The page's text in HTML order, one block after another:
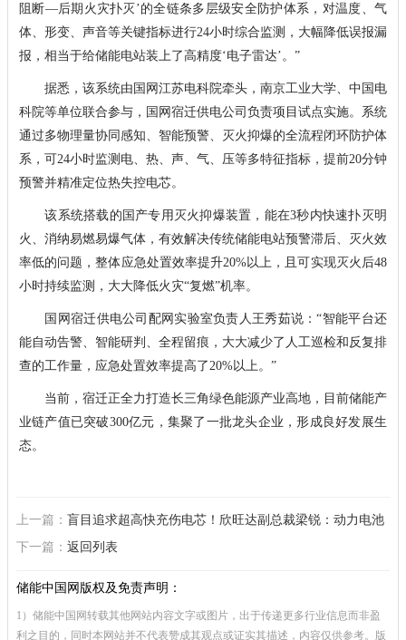
阻断—后期火灾扑灭’的全链条多层级安全防护体系，对温度、气
体、形变、声音等关键指标进行24小时综合监测，大幅降低误报漏
报，相当于给储能电站装上了高精度‘电子雷达’。”
据悉，该系统由国网江苏电科院牵头，南京工业大学、中国电
科院等单位联合参与，国网宿迁供电公司负责项目试点实施。系统
通过多物理量协同感知、智能预警、灭火抑爆的全流程闭环防护体
系，可24小时监测电、热、声、气、压等多特征指标，提前20分钟
预警并精准定位热失控电芯。
该系统搭载的国产专用灭火抑爆装置，能在3秒内快速扑灭明
火、消纳易燃易爆气体，有效解决传统储能电站预警滞后、灭火效
率低的问题，整体应急处置效率提升20%以上，且可实现灭火后48
小时持续监测，大大降低火灾“复燃”机率。
国网宿迁供电公司配网实验室负责人王秀茹说：“智能平台还
能自动告警、智能研判、全程留痕，大大减少了人工巡检和反复排
查的工作量，应急处置效率提高了20%以上。”
当前，宿迁正全力打造长三角绿色能源产业高地，目前储能产
业链产值已突破300亿元，集聚了一批龙头企业，形成良好发展生
态。
上一篇： 盲目追求超高快充伤电芯！欣旺达副总裁梁锐：动力电池
和储能电芯正朝危险方向发展
下一篇： 返回列表
储能中国网版权及免责声明：
1）储能中国网转载其他网站内容文字或图片，出于传递更多行业信息而非盈
利之目的，同时本网站并不代表赞成其观点或证实其描述，内容仅供参考。版